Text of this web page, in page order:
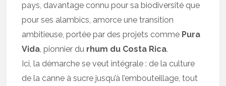
pays, davantage connu pour sa biodiversité que
pour ses alambics, amorce une transition
ambitieuse, portée par des projets comme Pura
Vida, pionnier du rhum du Costa Rica.
Ici, la démarche se veut intégrale : de la culture
de la canne à sucre jusqu’à l’embouteillage, tout